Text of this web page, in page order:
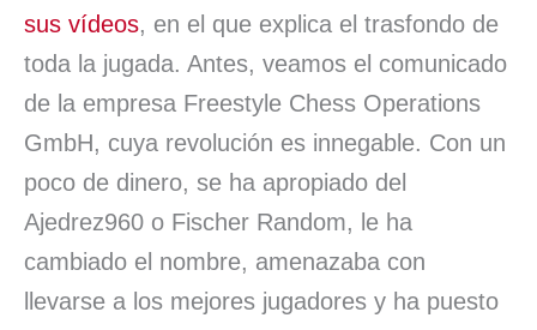
sus vídeos, en el que explica el trasfondo de
toda la jugada. Antes, veamos el comunicado
de la empresa Freestyle Chess Operations
GmbH, cuya revolución es innegable. Con un
poco de dinero, se ha apropiado del
Ajedrez960 o Fischer Random, le ha
cambiado el nombre, amenazaba con
llevarse a los mejores jugadores y ha puesto